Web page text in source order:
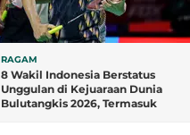
RAGAM
8 Wakil Indonesia Berstatus
Unggulan di Kejuaraan Dunia
Bulutangkis 2026, Termasuk